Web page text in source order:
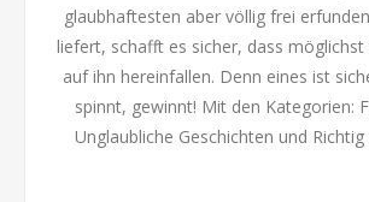
glaubhaftesten aber völlig frei
liefert, schafft es sicher, dass
auf ihn hereinfallen. Denn eines ist
spinnt, gewinnt! Mit den Kategorien:
Unglaubliche Geschichten und Richtig